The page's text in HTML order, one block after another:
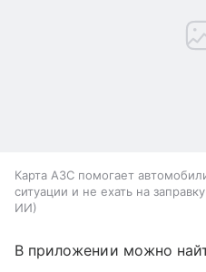
Карта АЗС помогает
ситуации и не ехать на
ИИ
В приложении можно